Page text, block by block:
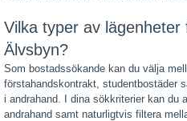
Vilka typer av
Älvsbyn?
Som bostadssökande kan du välja
förstahandskontrakt, studentbostäder
i andrahand. I dina sökkriterier kan du
andrahand samt naturligtvis filtera